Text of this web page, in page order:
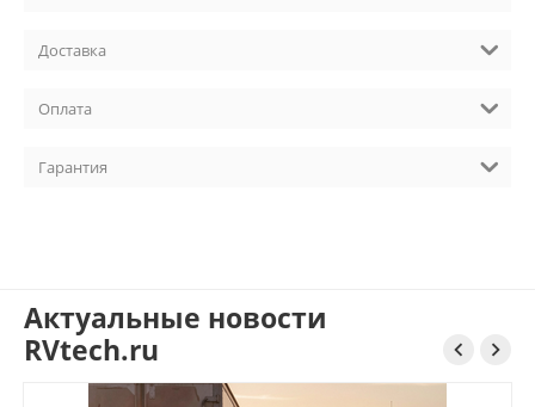
Доставка
Оплата
Гарантия
Актуальные новости
RVtech.ru
 